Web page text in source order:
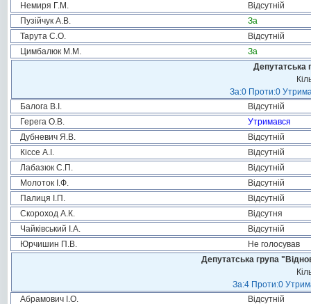
Немиря Г.М.
Відсутній
Пузійчук А.В.
За
Тарута С.О.
Відсутній
Цимбалюк М.М.
За
Депутатська
За:0 Проти:0
Балога В.І.
Відсутній
Герега О.В.
Утримався
Дубневич Я.В.
Відсутній
Кіссе А.І.
Відсутній
Лабазюк С.П.
Відсутній
Молоток І.Ф.
Відсутній
Палиця І.П.
Відсутній
Скороход А.К.
Відсутня
Чайківський І.А.
Відсутній
Юрчишин П.В.
Не голосував
Депутатська група
За:4 Проти:0
Абрамович І.О.
Відсутній